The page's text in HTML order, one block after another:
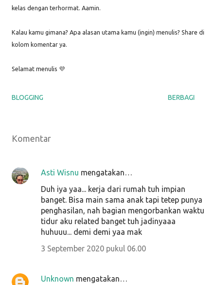
kelas dengan terhormat. Aamin.
Kalau kamu gimana? Apa alasan utama kamu (ingin) menulis? Share di
kolom komentar ya.
Selamat menulis 💜
BLOGGING BERBAGI
Komentar
Asti Wisnu mengatakan…
Duh iya yaa... kerja dari rumah tuh impian
banget. Bisa main sama anak tapi tetep punya
penghasilan, nah bagian mengorbankan waktu
tidur aku related banget tuh jadinyaaa
huhuuu... demi demi yaa mak
3 September 2020 pukul 06.00
Unknown mengatakan…